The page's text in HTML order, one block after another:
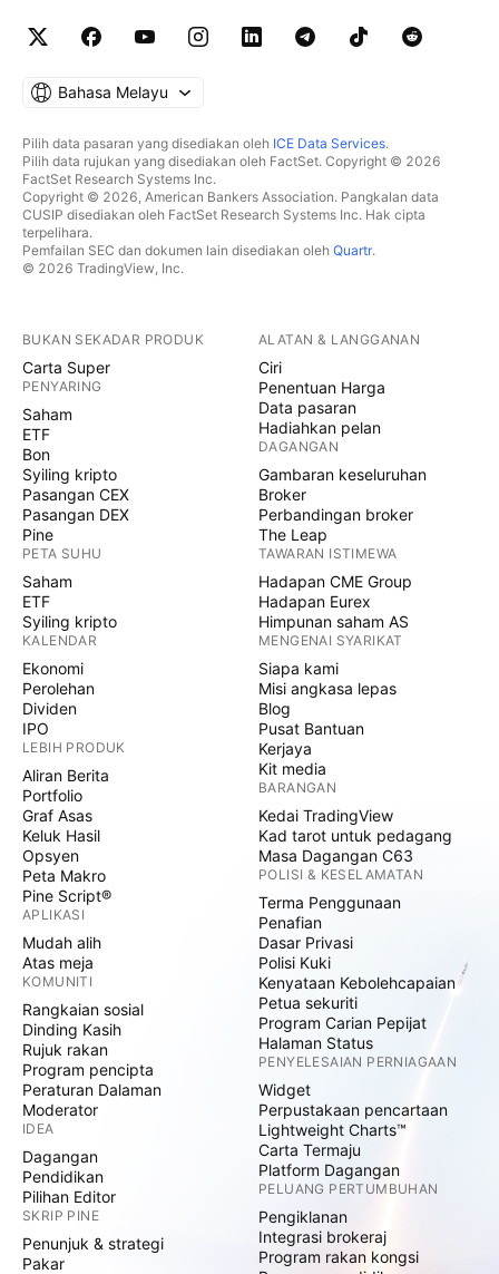
Bahasa Melayu
Pilih data pasaran yang disediakan oleh ICE Data Services.
Pilih data rujukan yang disediakan oleh FactSet. Copyright © 2026
FactSet Research Systems Inc.
Copyright © 2026, American Bankers Association. Pangkalan data
CUSIP disediakan oleh FactSet Research Systems Inc. Hak cipta
terpelihara.
Pemfailan SEC dan dokumen lain disediakan oleh Quartr.
© 2026 TradingView, Inc.
BUKAN SEKADAR PRODUK
Carta Super
PENYARING
Saham
ETF
Bon
Syiling kripto
Pasangan CEX
Pasangan DEX
Pine
PETA SUHU
Saham
ETF
Syiling kripto
KALENDAR
Ekonomi
Perolehan
Dividen
IPO
LEBIH PRODUK
Aliran Berita
Portfolio
Graf Asas
Keluk Hasil
Opsyen
Peta Makro
Pine Script®
APLIKASI
Mudah alih
Atas meja
KOMUNITI
Rangkaian sosial
Dinding Kasih
Rujuk rakan
Program pencipta
Peraturan Dalaman
Moderator
IDEA
Dagangan
Pendidikan
Pilihan Editor
SKRIP PINE
Penunjuk & strategi
Pakar
ALATAN & LANGGANAN
Ciri
Penentuan Harga
Data pasaran
Hadiahkan pelan
DAGANGAN
Gambaran keseluruhan
Broker
Perbandingan broker
The Leap
TAWARAN ISTIMEWA
Hadapan CME Group
Hadapan Eurex
Himpunan saham AS
MENGENAI SYARIKAT
Siapa kami
Misi angkasa lepas
Blog
Pusat Bantuan
Kerjaya
Kit media
BARANGAN
Kedai TradingView
Kad tarot untuk pedagang
Masa Dagangan C63
POLISI & KESELAMATAN
Terma Penggunaan
Penafian
Dasar Privasi
Polisi Kuki
Kenyataan Kebolehcapaian
Petua sekuriti
Program Carian Pepijat
Halaman Status
PENYELESAIAN PERNIAGAAN
Widget
Perpustakaan pencartaan
Lightweight Charts™
Carta Termaju
Platform Dagangan
PELUANG PERTUMBUHAN
Pengiklanan
Integrasi brokeraj
Program rakan kongsi